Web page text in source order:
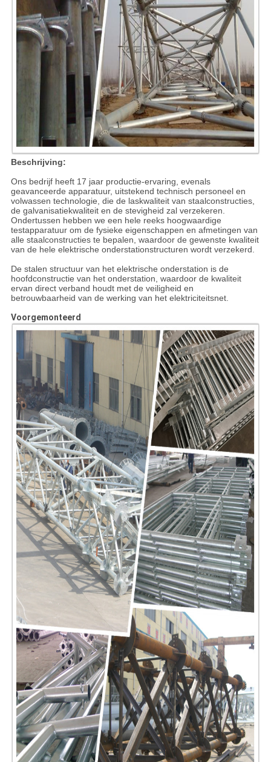
Beschrijving:
Ons bedrijf heeft 17 jaar productie-ervaring, evenals
geavanceerde apparatuur, uitstekend technisch personeel en
volwassen technologie, die de laskwaliteit van staalconstructies,
de galvanisatiekwaliteit en de stevigheid zal verzekeren.
Ondertussen hebben we een hele reeks hoogwaardige
testapparatuur om de fysieke eigenschappen en afmetingen van
alle staalconstructies te bepalen, waardoor de gewenste kwaliteit
van de hele elektrische onderstationstructuren wordt verzekerd.
De stalen structuur van het elektrische onderstation is de
hoofdconstructie van het onderstation, waardoor de kwaliteit
ervan direct verband houdt met de veiligheid en
betrouwbaarheid van de werking van het elektriciteitsnet.
Voorgemonteerd